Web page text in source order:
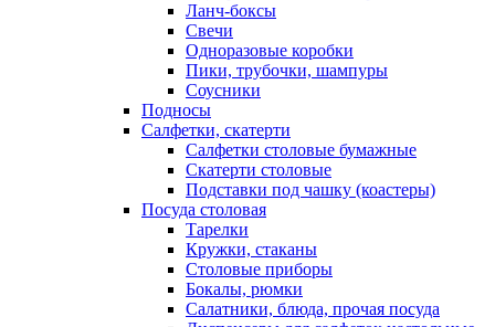
Ланч-боксы
Свечи
Одноразовые коробки
Пики, трубочки, шампуры
Соусники
Подносы
Салфетки, скатерти
Салфетки столовые бумажные
Скатерти столовые
Подставки под чашку (коастеры)
Посуда столовая
Тарелки
Кружки, стаканы
Столовые приборы
Бокалы, рюмки
Салатники, блюда, прочая посуда